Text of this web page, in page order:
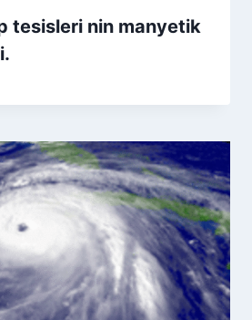
tesisleri nin manyetik